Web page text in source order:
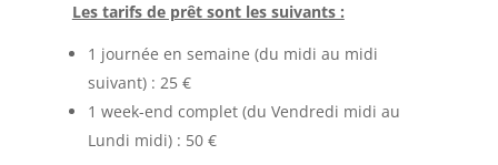
Les tarifs de prêt sont les suivants :
1 journée en semaine (du midi au midi
suivant) : 25 €
1 week-end complet (du Vendredi midi au
Lundi midi) : 50 €